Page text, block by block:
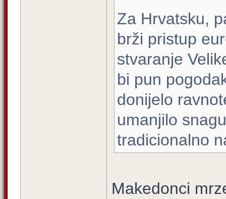
Za Hrvatsku,
brži pristup
stvaranje
bi pun
donijelo
umanjilo
tradicionalno
Makedonci